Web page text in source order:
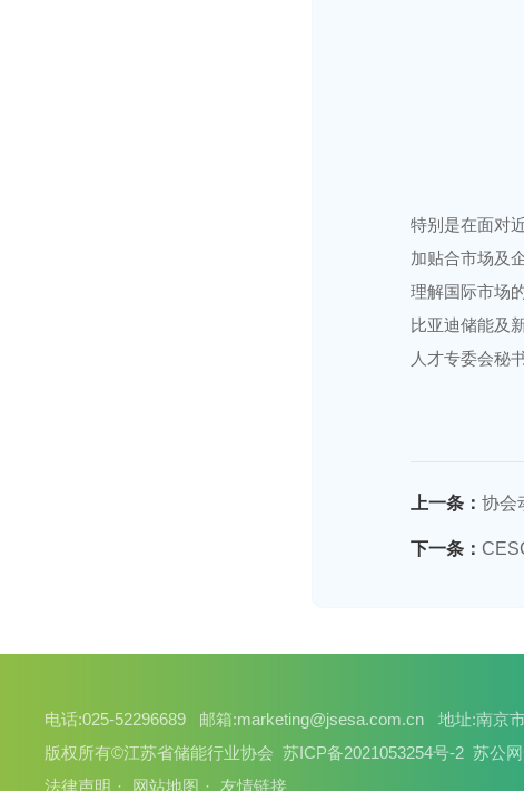
特别是在面对
加贴合市场及
理解国际市场
比亚迪储能及
人才专委会秘
上一条： 协会
下一条：
电话:025-52296689 邮箱:marketing@jsesa.com.cn
地址:南京
版权所有©江苏省储能行业协会 苏ICP备2021053254号-2 苏公
法律声明
网站地图 友情链接